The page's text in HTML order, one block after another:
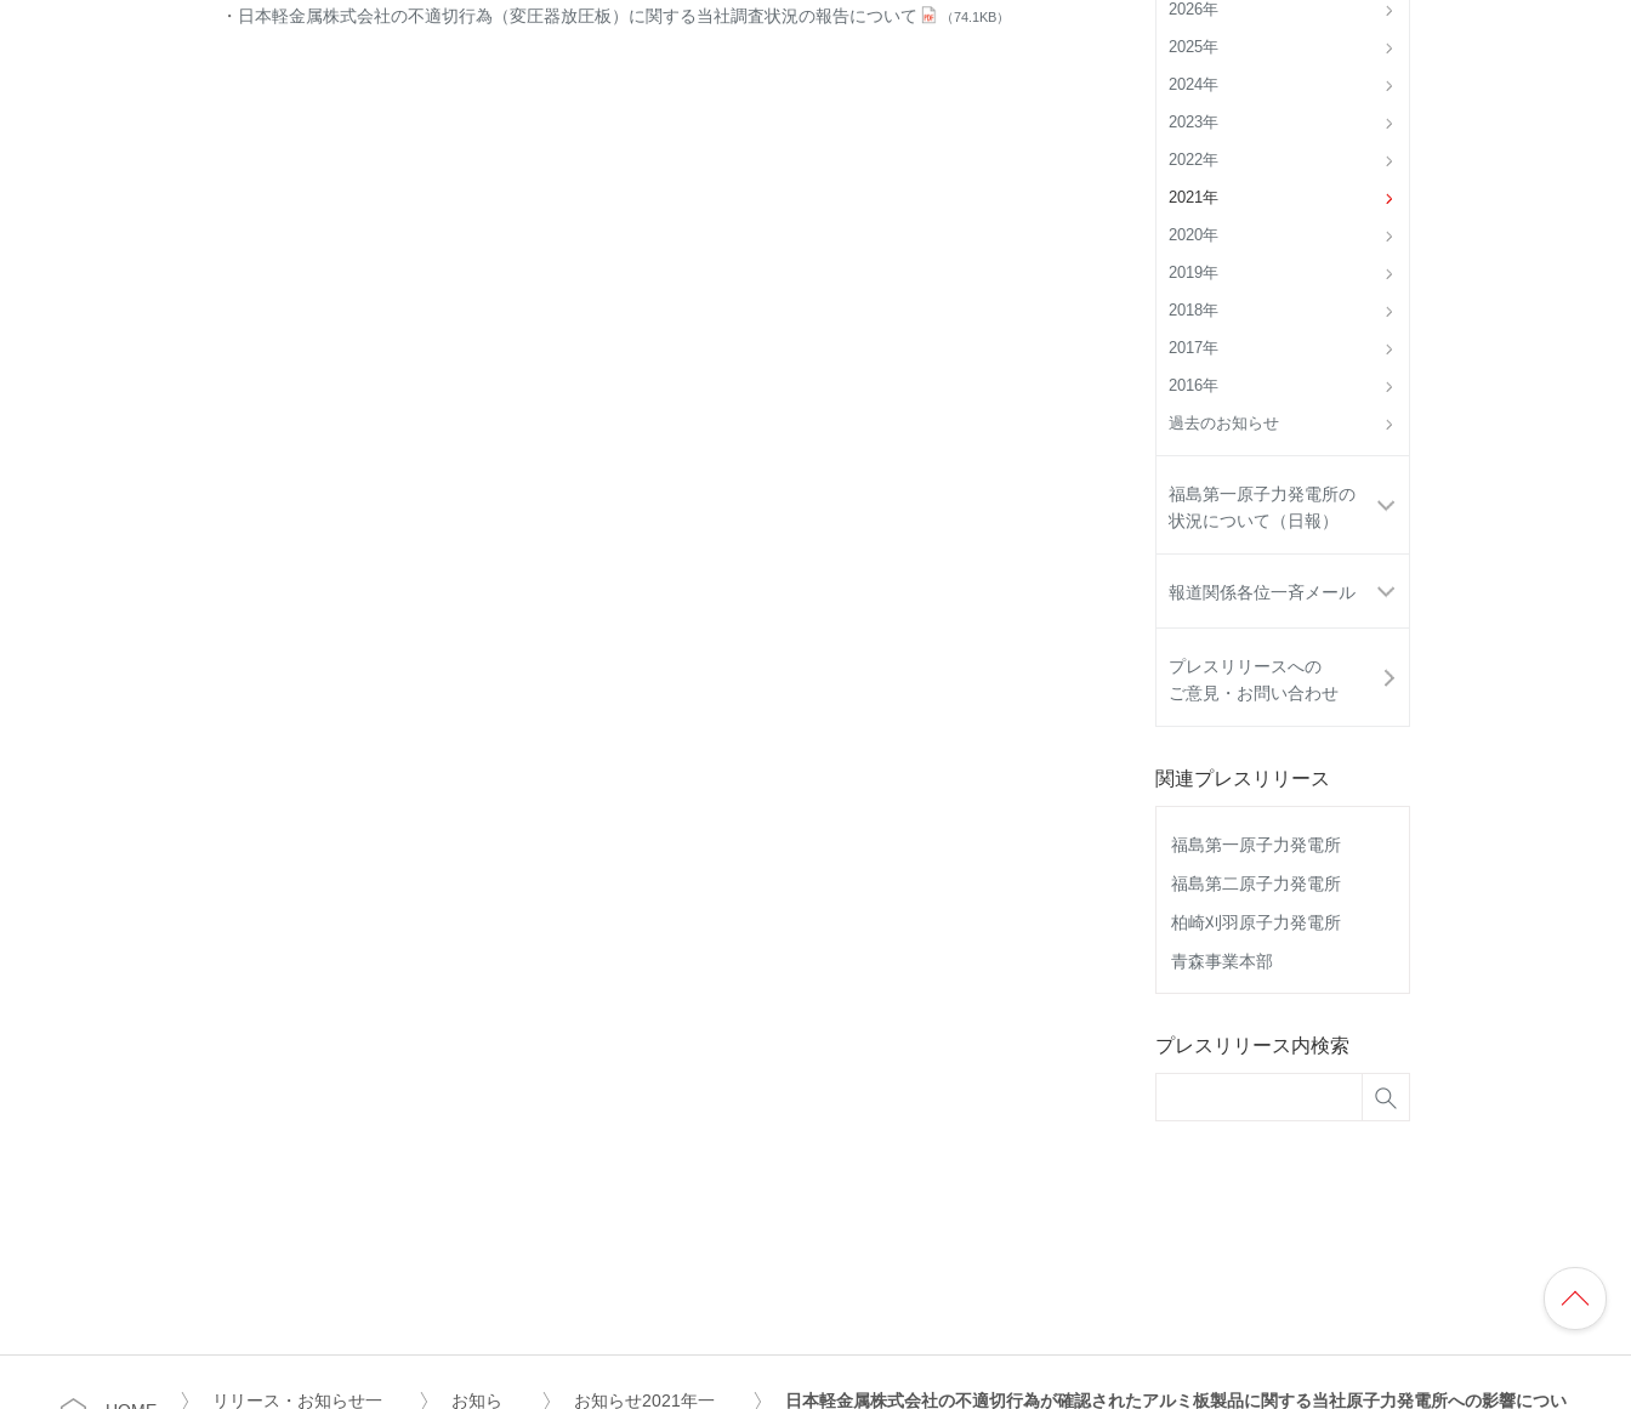
2026年
2025年
2024年
2023年
2022年
2021年
2020年
2019年
2018年
2017年
2016年
過去のお知らせ
福島第一原子力発電所の
状況について（日報）
報道関係各位一斉メール
プレスリリースへの
ご意見・お問い合わせ
関連プレスリリース
福島第一原子力発電所
福島第二原子力発電所
柏崎刈羽原子力発電所
青森事業本部
プレスリリース内検索
日本軽金属株式会社の不適切行為（変圧器放圧板）に関する当社調査状況の報告について
（74.1KB）
リリース・お知らせ一 お知ら お知らせ2021年一 日本軽金属株式会社の不適切行為が確認されたアルミ板製品に関する当社原子力発電所への影響につい